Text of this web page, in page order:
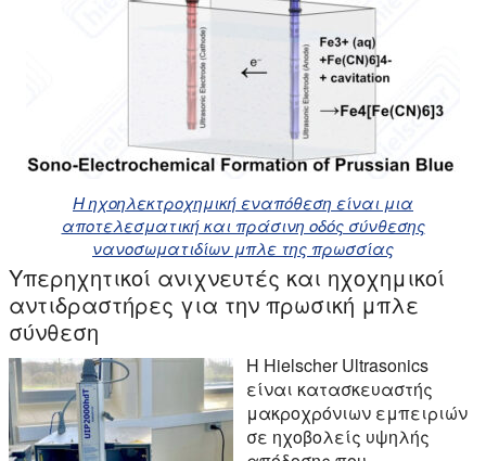
Η ηχοηλεκτροχημική εναπόθεση είναι μια
αποτελεσματική και πράσινη οδός σύνθεσης
νανοσωματιδίων μπλε της πρωσσίας
Υπερηχητικοί ανιχνευτές και ηχοχημικοί
αντιδραστήρες για την πρωσική μπλε
σύνθεση
Η Hielscher Ultrasonics
είναι κατασκευαστής
μακροχρόνιων εμπειριών
σε ηχοβολείς υψηλής